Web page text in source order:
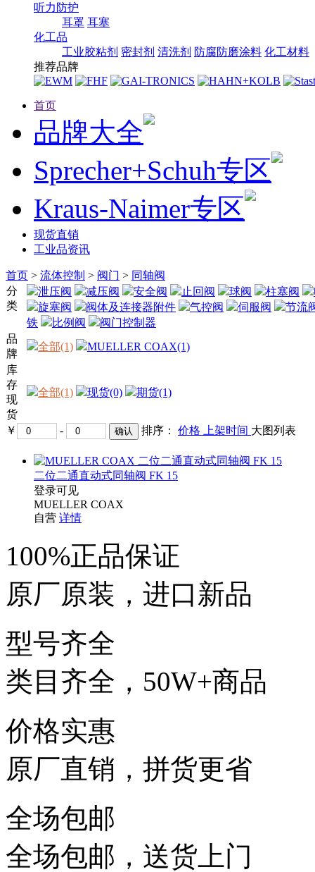
听力防护
耳罩 耳塞
化工品
工业胶粘剂 密封剂 清洗剂 防腐防磨涂料 化工材料
推荐品牌
首页
品牌大全
Sprecher+Schuh专区
Kraus-Naimer专区
现货直销
工业品资讯
首页 > 流体控制 > 阀门 > 同轴阀
分
类
泄压阀 减压阀 安全阀 止回阀 球阀 柱塞阀
旋塞阀
阀体及连接器附件 气控阀 伺服阀
节流
铁
比例阀
阀门控制器
品
牌
全部(1)
MUELLER COAX(1)
库
存
现
货
全部(1) 现货(0) 期货(1)
￥ - 排序： 价格 上架时间 大图列表
二位二通直动式同轴阀 FK 15
登录可见
MUELLER COAX
自营 详情
100%正品保证
原厂原装，进口新品
型号齐全
类目齐全，50W+商品
价格实惠
原厂直销，拼货更省
全场包邮
全场包邮，送货上门